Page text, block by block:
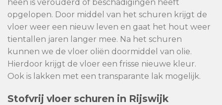
heen is verouderd of beschadigingen heeft
opgelopen. Door middel van het schuren krijgt de
vloer weer een nieuw leven en gaat het hout weer
tientallen jaren langer mee. Na het schuren
kunnen we de vloer oliën doormiddel van olie.
Hierdoor krijgt de vloer een frisse nieuwe kleur.
Ook is lakken met een transparante lak mogelijk.
Stofvrij vloer schuren in Rijswijk